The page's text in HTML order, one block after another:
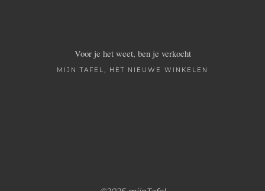
Voor je het weet, ben je verkocht
MIJN TAFEL, HET NIEUWE WINKELEN